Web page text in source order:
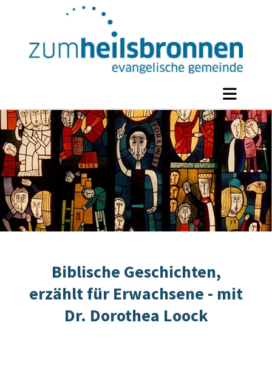
Biblische Geschichten,
erzählt für Erwachsene - mit
Dr. Dorothea Loock